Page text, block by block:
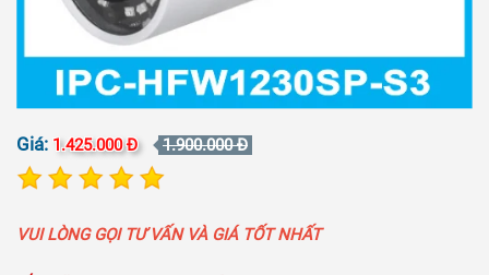
Giá: 1.425.000 Đ 1.900.000 Đ
VUI LÒNG GỌI TƯ VẤN VÀ GIÁ TỐT NHẤT